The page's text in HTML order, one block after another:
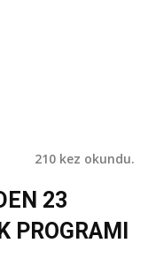
210 kez okundu.
23
PROGRAMI